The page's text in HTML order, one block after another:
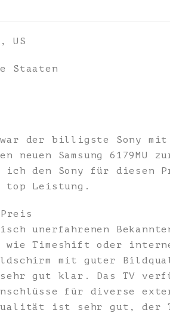
US
Staaten
der billigste Sony mit
Samsung 6179MU
ich den Sony für diesen
top Leistung.
unerfahrenen
wie Timeshift oder
mit guter
sehr gut klar. Das TV
für diverse
ist sehr gut, der